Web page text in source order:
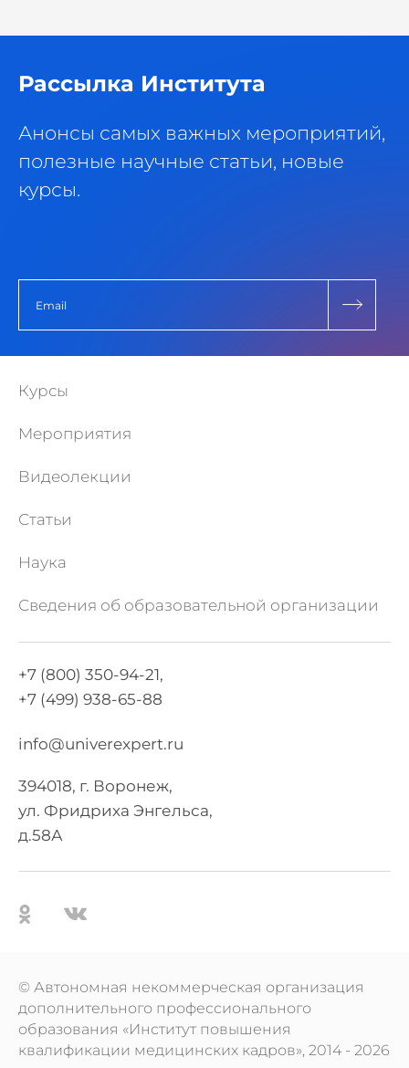
Рассылка Института
Анонсы самых важных мероприятий,
полезные научные статьи, новые
курсы.
Курсы
Мероприятия
Видеолекции
Статьи
Наука
Сведения об образовательной организации
+7 (800) 350-94-21,
+7 (499) 938-65-88
info@univerexpert.ru
394018, г. Воронеж,
ул. Фридриха Энгельса,
д.58А
© Автономная некоммерческая организация
дополнительного профессионального
образования «Институт повышения
квалификации медицинских кадров», 2014 ‐ 2026